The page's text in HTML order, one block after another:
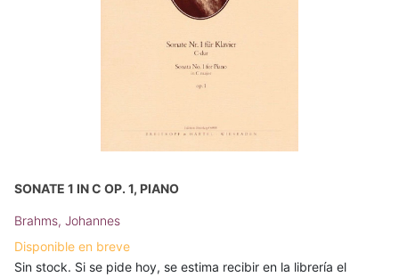
SONATE 1 IN C OP. 1, PIANO
Brahms, Johannes
Disponible en breve
Sin stock. Si se pide hoy, se estima recibir en la librería el